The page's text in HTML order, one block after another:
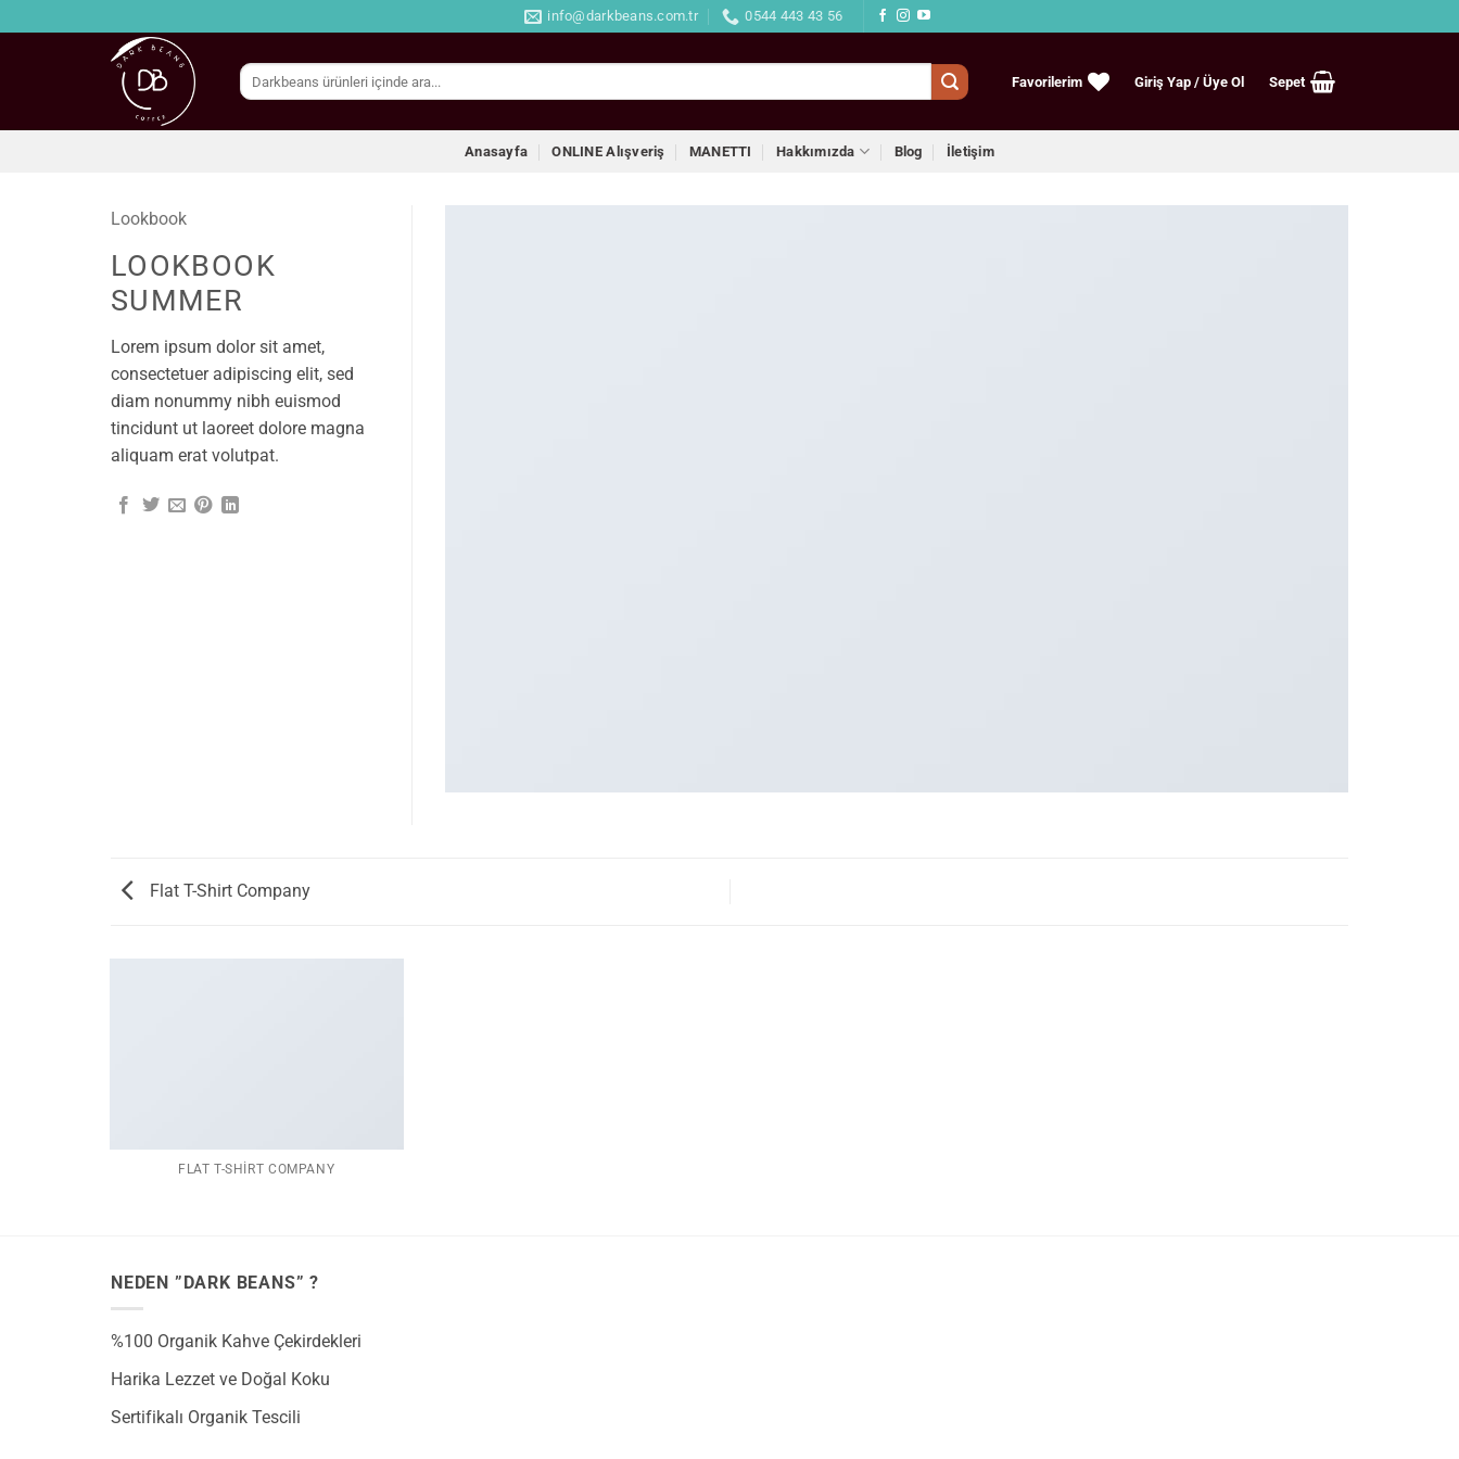
atla
info@darkbeans.com.tr 0544 443 43 56
Ara:
Favorilerim Giriş Yap Sepet
Anasayfa ONLINE Alışveriş MANETTI Hakkımızda Blog İletişim
Lookbook
LOOKBOOK
SUMMER
Lorem ipsum dolor sit amet,
consectetuer adipiscing elit, sed
diam nonummy nibh euismod
tincidunt ut laoreet dolore magna
aliquam erat volutpat.
Flat T-Shirt Company
FLAT T-SHIRT COMPANY
NEDEN ”DARK BEANS” ?
%100 Organik Kahve Çekirdekleri
Harika Lezzet ve Doğal Koku
Sertifikalı Organik Tescili